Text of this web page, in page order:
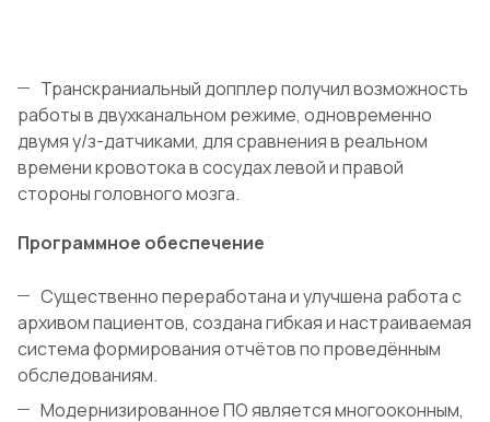
Транскраниальный допплер получил возможность
работы в двухканальном режиме, одновременно
двумя у/з-датчиками, для сравнения в реальном
времени кровотока в сосудах левой и правой
стороны головного мозга.
Программное обеспечение
Существенно переработана и улучшена работа с
архивом пациентов, создана гибкая и настраиваемая
система формирования отчётов по проведённым
обследованиям.
Модернизированное ПО является многооконным,